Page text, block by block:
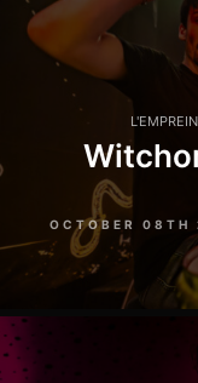
OCTOBER 08TH